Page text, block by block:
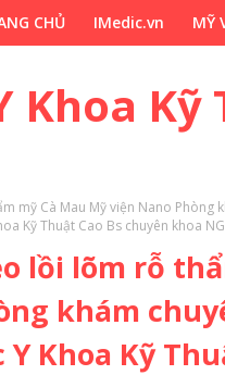
CHỦ IMedic.vn MỸ
Khoa Kỹ
mỹ Cà Mau Mỹ viện Nano Phòng
Kỹ Thuật Cao Bs chuyên khoa
lồi lõm rỗ
khám
Khoa Kỹ